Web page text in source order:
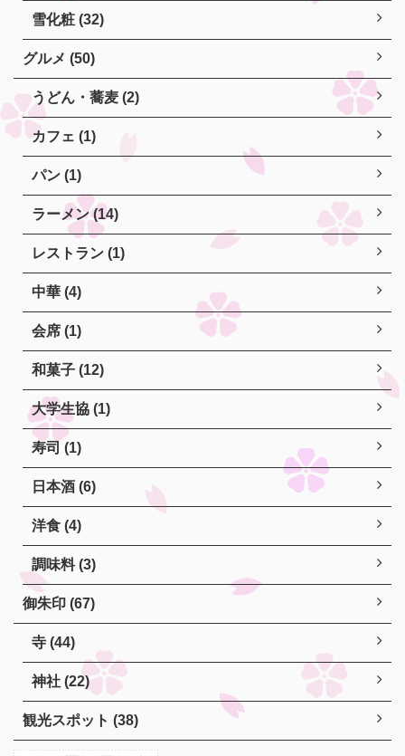
雪化粧 (32)
グルメ (50)
うどん・蕎麦 (2)
カフェ (1)
パン (1)
ラーメン (14)
レストラン (1)
中華 (4)
会席 (1)
和菓子 (12)
大学生協 (1)
寿司 (1)
日本酒 (6)
洋食 (4)
調味料 (3)
御朱印 (67)
寺 (44)
神社 (22)
観光スポット (38)